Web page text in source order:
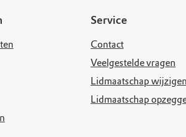
Service
Contact
Veelgestelde vragen
Lidmaatschap wijzigen
Lidmaatschap